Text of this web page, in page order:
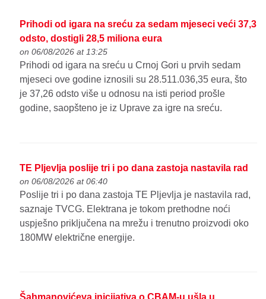
Prihodi od igara na sreću za sedam mjeseci veći 37,3
odsto, dostigli 28,5 miliona eura
on 06/08/2026 at 13:25
Prihodi od igara na sreću u Crnoj Gori u prvih sedam
mjeseci ove godine iznosili su 28.511.036,35 eura, što
je 37,26 odsto više u odnosu na isti period prošle
godine, saopšteno je iz Uprave za igre na sreću.
TE Pljevlja poslije tri i po dana zastoja nastavila rad
on 06/08/2026 at 06:40
Poslije tri i po dana zastoja TE Pljevlja je nastavila rad,
saznaje TVCG. Elektrana je tokom prethodne noći
uspješno priključena na mrežu i trenutno proizvodi oko
180MW električne energije.